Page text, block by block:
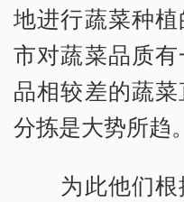
地进行蔬菜种
市对蔬菜品质
品相较差的蔬
分拣是大势所趋。
为此他们根